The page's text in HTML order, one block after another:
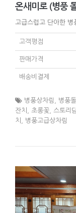
온새미로 (병풍
고급스럽고 단아한 병
고객평점
판매가격
배송비결제
병풍상차림 병풍
잔치
초롱꽃 스토리
치
병풍고급상차림